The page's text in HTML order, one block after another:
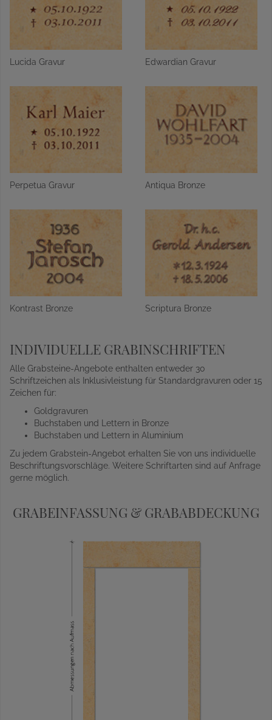
Lucida Gravur Edwardian Gravur
Perpetua Gravur Antiqua Bronze
Kontrast Bronze Scriptura Bronze
INDIVIDUELLE GRABINSCHRIFTEN
Alle Grabsteine-Angebote enthalten entweder 30
Schriftzeichen als Inklusivleistung für Standardgravuren oder 15
Zeichen für:
Goldgravuren
Buchstaben und Lettern in Bronze
Buchstaben und Lettern in Aluminium
Zu jedem Grabstein-Angebot erhalten Sie von uns individuelle
Beschriftungsvorschläge. Weitere Schriftarten sind auf Anfrage
gerne möglich.
GRABEINFASSUNG & GRABABDECKUNG